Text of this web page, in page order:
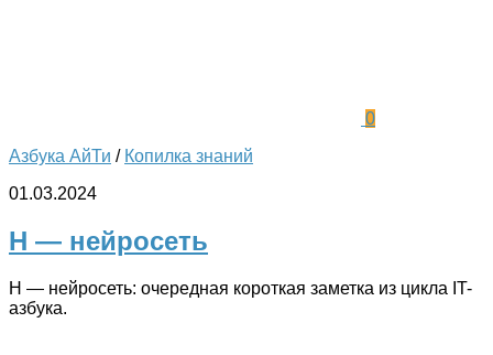
0
Азбука АйТи / Копилка знаний
01.03.2024
Н — нейросеть
Н — нейросеть: очередная короткая заметка из цикла IT-
азбука.